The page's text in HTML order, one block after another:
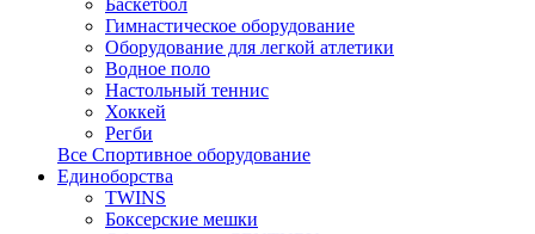
Баскетбол
Гимнастическое оборудование
Оборудование для легкой атлетики
Водное поло
Настольный теннис
Хоккей
Регби
Все Спортивное оборудование
Единоборства
TWINS
Боксерские мешки